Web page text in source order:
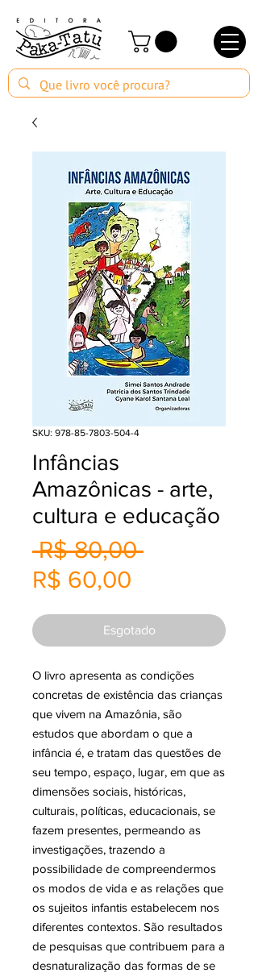
SKU: 978-85-7803-504-4
Infâncias
Amazônicas - arte,
cultura e educação
R$ 80,00 Preço
R$ 60,00
promocional
Esgotado
O livro apresenta as condições
concretas de existência das crianças
que vivem na Amazônia, são
estudos que abordam o que a
infância é, e tratam das questões de
seu tempo, espaço, lugar, em que as
dimensões sociais, históricas,
culturais, políticas, educacionais, se
fazem presentes, permeando as
investigações, trazendo a
possibilidade de compreendermos
os modos de vida e as relações que
os sujeitos infantis estabelecem nos
diferentes contextos. São resultados
de pesquisas que contribuem para a
desnaturalização das formas de se